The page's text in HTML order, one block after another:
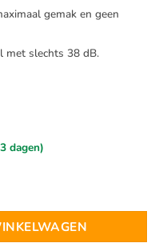
gemak en geen
met slechts 38 dB.
dagen)
No Frost